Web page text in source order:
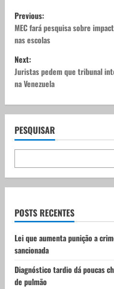
P
o
s
t
n
a
v
i
g
t
i
o
n
Previous:
MEC fará pesquisa sobre
nas escolas
Next:
Juristas pedem que tribunal
na Venezuela
PESQUISAR
POSTS RECENTES
Lei que aumenta punição a
sancionada
Diagnóstico tardio dá poucas
de pulmão